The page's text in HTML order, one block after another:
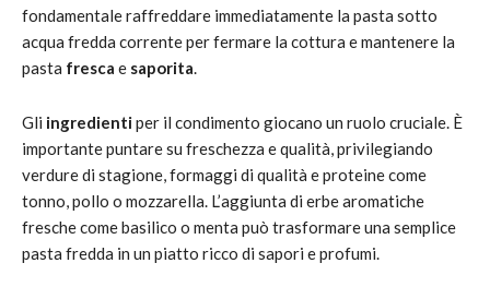
fondamentale raffreddare immediatamente la pasta sotto
acqua fredda corrente per fermare la cottura e mantenere la
pasta fresca e saporita.
Gli ingredientiper il condimento giocano un ruolo cruciale. È
importante puntare su freschezza e qualità, privilegiando
verdure di stagione, formaggi di qualità e proteine come
tonno, pollo o mozzarella. L’aggiunta di erbe aromatiche
fresche come basilico o menta può trasformare una semplice
pasta fredda in un piatto ricco di sapori e profumi.